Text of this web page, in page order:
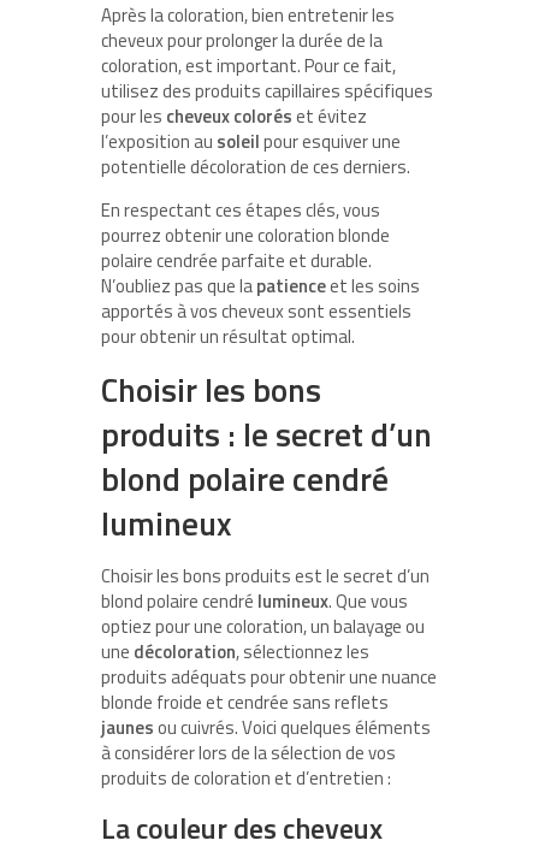
Après la coloration, bien entretenir les
cheveux pour prolonger la durée de la
coloration, est important. Pour ce fait,
utilisez des produits capillaires spécifiques
pour les cheveux coloréset évitez
l’exposition au soleilpour esquiver une
potentielle décoloration de ces derniers.
En respectant ces étapes clés, vous
pourrez obtenir une coloration blonde
polaire cendrée parfaite et durable.
N’oubliez pas que lapatienceet les soins
apportés à vos cheveux sont essentiels
pour obtenir un résultat optimal.
Choisir les bons
produits : le secret d’un
blond polaire cendré
lumineux
Choisir les bons produits est le secret d’un
blond polaire cendré lumineux. Que vous
optiez pour une coloration, un balayage ou
une décoloration, sélectionnez les
produits adéquats pour obtenir une nuance
blonde froide et cendrée sans reflets
jaunesou cuivrés. Voici quelques éléments
à considérer lors de la sélection de vos
produits de coloration et d’entretien :
La couleur des cheveux